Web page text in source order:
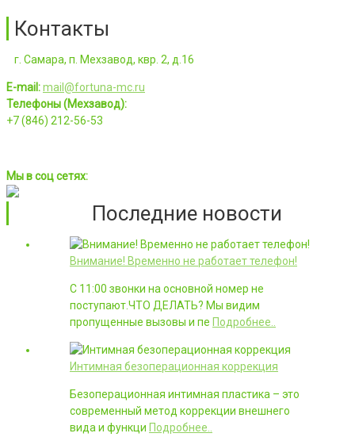
Контакты
г. Самара, п. Мехзавод, квр. 2, д.16
E-mail:mail@fortuna-mc.ru
Телефоны (Мехзавод):
+7 (846) 212-56-53
Мы в соц сетях:
Последние новости
Внимание! Временно не работает телефон!
С 11:00 звонки на основной номер не
поступают.ЧТО ДЕЛАТЬ? Мы видим
пропущенные вызовы и пе Подробнее..
Интимная безоперационная коррекция
Безоперационная интимная пластика – это
современный метод коррекции внешнего
вида и функци Подробнее..